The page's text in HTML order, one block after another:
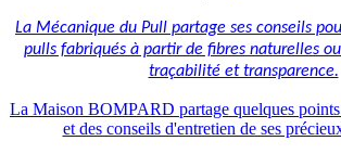
La Mécanique du Pull partage ses conseils
pulls fabriqués à partir de fibres naturelles
traçabilité et transparence.
La Maison BOMPARD partage quelques points
et des conseils d'entretien de ses